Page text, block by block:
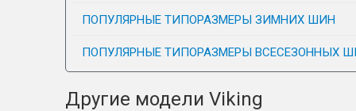
ПОПУЛЯРНЫЕ ТИПОРАЗМЕРЫ ЗИМНИХ ШИН
ПОПУЛЯРНЫЕ ТИПОРАЗМЕРЫ ВСЕСЕЗОННЫХ
Другие модели Viking